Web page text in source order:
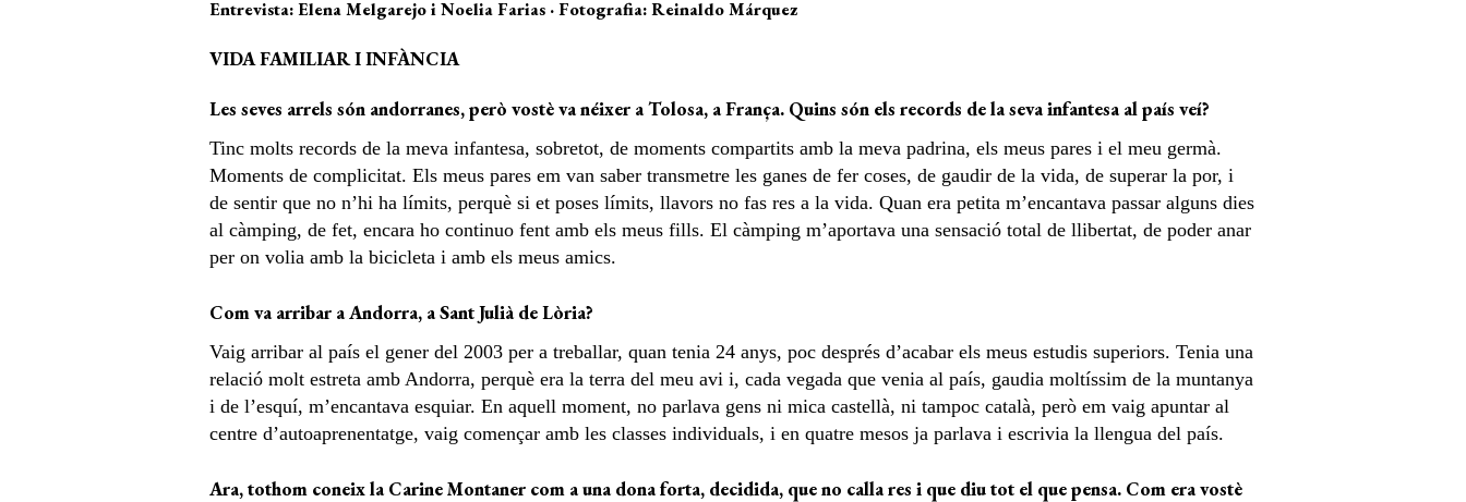
Entrevista: Elena Melgarejo i Noelia Farias · Fotografia: Reinaldo Márquez
VIDA FAMILIAR I INFÀNCIA
Les seves arrels són andorranes, però vostè va néixer a Tolosa, a França. Quins són els records de la seva infantesa al país veí?
Tinc molts records de la meva infantesa, sobretot, de moments compartits amb la meva padrina, els meus pares i el meu germà.
Moments de complicitat. Els meus pares em van saber transmetre les ganes de fer coses, de gaudir de la vida, de superar la por, i
de sentir que no n’hi ha límits, perquè si et poses límits, llavors no fas res a la vida. Quan era petita m’encantava passar alguns dies
al càmping, de fet, encara ho continuo fent amb els meus fills. El càmping m’aportava una sensació total de llibertat, de poder anar
per on volia amb la bicicleta i amb els meus amics.
Com va arribar a Andorra, a Sant Julià de Lòria?
Vaig arribar al país el gener del 2003 per a treballar, quan tenia 24 anys, poc després d’acabar els meus estudis superiors. Tenia una
relació molt estreta amb Andorra, perquè era la terra del meu avi i, cada vegada que venia al país, gaudia moltíssim de la muntanya
i de l’esquí, m’encantava esquiar. En aquell moment, no parlava gens ni mica castellà, ni tampoc català, però em vaig apuntar al
centre d’autoaprenentatge, vaig començar amb les classes individuals, i en quatre mesos ja parlava i escrivia la llengua del país.
Ara, tothom coneix la Carine Montaner com a una dona forta, decidida, que no calla res i que diu tot el que pensa. Com era vostè